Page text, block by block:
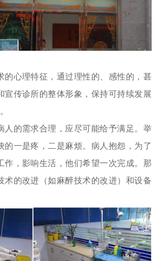
的心理特征，通过理性的、感性的，甚
宣传诊所的整体形象，保持可持续发展
人的需求合理，应尽可能给予满足。举
的一是疼，二是麻烦。病人抱怨，为了
作，影响生活，他们希望一次完成。那
术的改进（如麻醉技术的改进）和设备